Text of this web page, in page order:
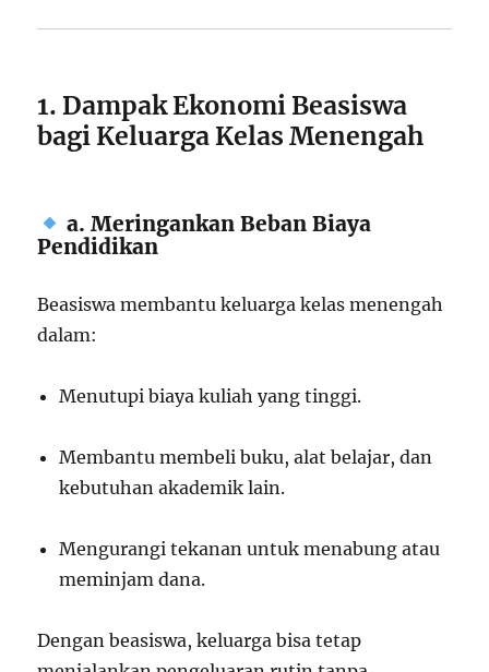
1. Dampak Ekonomi Beasiswa
bagi Keluarga Kelas Menengah
a. Meringankan Beban Biaya
Pendidikan
Beasiswa membantu keluarga kelas menengah
dalam:
Menutupi biaya kuliah yang tinggi.
Membantu membeli buku, alat belajar, dan
kebutuhan akademik lain.
Mengurangi tekanan untuk menabung atau
meminjam dana.
Dengan beasiswa, keluarga bisa tetap